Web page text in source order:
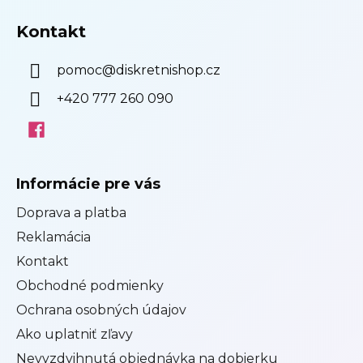
Kontakt
pomoc@diskretnishop.cz
+420 777 260 090
Informácie pre vás
Doprava a platba
Reklamácia
Kontakt
Obchodné podmienky
Ochrana osobných údajov
Ako uplatniť zľavy
Nevyzdvihnutá objednávka na dobierku